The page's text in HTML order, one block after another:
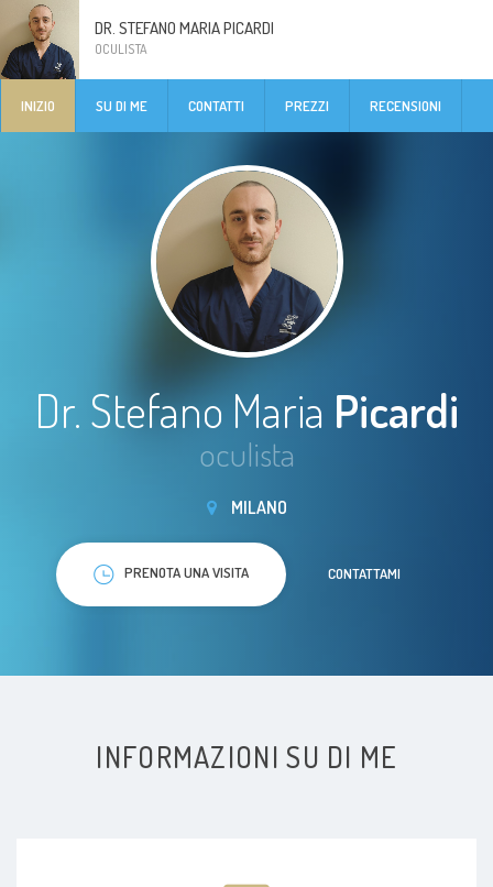
DR. STEFANO MARIA PICARDI
OCULISTA
INIZIO SU DI ME CONTATTI PREZZI RECENSIONI
Dr. Stefano Maria Picardi
oculista
MILANO
PRENOTA UNA VISITA CONTATTAMI
INFORMAZIONI SU DI ME